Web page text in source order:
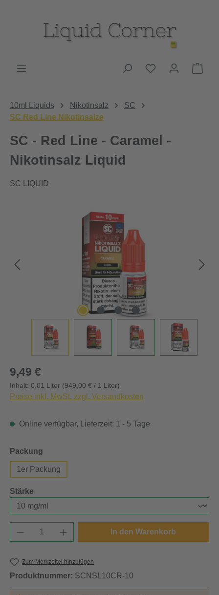
Du hast 0
10ml Liquids Nikotinsalz
SC
SC Red Line Nikotinsalze
SC - Red Line - Caramel -
Nikotinsalz Liquid
SC LIQUID
Bildergalerie überspringen
Regulärer Preis:
9,49 €
Inhalt: 0.01 Liter (949,00 € / 1 Liter)
Preise inkl. MwSt. zzgl. Versandkosten
Online verfügbar, Lieferzeit: 1 - 5 Tage
Packung
1er Packung
Stärke
Produkt Anzahl: Gib den gewünschten
In den Warenkorb
Zum Merkzettel hinzufügen
Produktnummer: SCNSL10CR-10